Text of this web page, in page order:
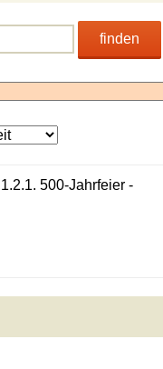
finden
1.2.1. 500-Jahrfeier -